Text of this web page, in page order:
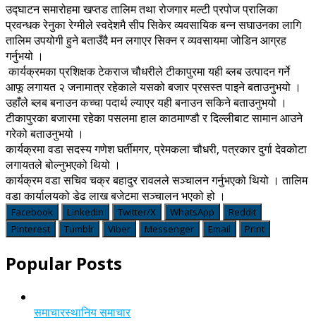
उद्घाटन समारोहमा खप्तड तालिम तथा रोजगार मल्टी प्रपोज प्रालिका
प्रवन्धक रेनुका रेग्मीले स्वदेशमै सीप सिकेर व्यवसायिक बन्न सघाउनका लागि
तालिम उपयोगी हुने बताउँदै मन लगाएर सिक्न र व्यवसायमा जोडिन आग्रह
गर्नुभयो ।
कार्यक्रमका प्रशिक्षक टेकराज चौधरीले टीकापुरमा यही ब्लब उत्पादन गर्ने
आफू लगायत २ जनामात्र रहेकाले यसको बजार प्रसस्त पाइने बताउनुभयो ।
उहाँले ब्लब बनाउन कच्चा पदार्थ ल्याएर यही बनाउन सकिने बताउनुभयो ।
टीकापुरका बजारमा रहेका पसलमा हाल काठमाण्डौ र दिल्लीबाट सामान आउने
गरेको बताउनुभयो ।
कार्यक्रमा वडा सदस्य गणेश घर्तीमगर, प्रेमकला चौधरी, पत्रकार दुर्गा देवकोटा
लगायतले बोल्नुभएको थियो ।
कार्यक्रम वडा सचिव चक्र बहादुर रावलले सञ्चालन गर्नुभएको थियो । तालिम
वडा कार्यालयको डेढ लाख बजेटमा सञ्चालन भएको हो ।
Facebook LinkedIn Twitter/X WhatsApp
Reddit
Pinterest
Tumblr Viber Messenger Email Print
Popular Posts
समाचारस्थानिय समाचार